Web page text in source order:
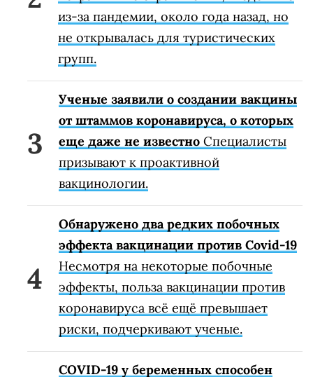
из-за пандемии, около года назад, но
не открывалась для туристических
групп.
Ученые заявили о создании вакцины
от штаммов коронавируса, о которых
еще даже не известно Специалисты
призывают к проактивной
вакцинологии.
Обнаружено два редких побочных
эффекта вакцинации против Covid-19
Несмотря на некоторые побочные
эффекты, польза вакцинации против
коронавируса всё ещё превышает
риски, подчеркивают ученые.
COVID-19 у беременных способен